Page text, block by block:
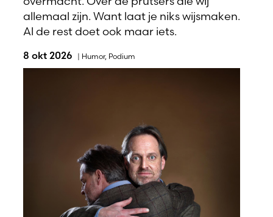
allemaal zijn. Want laat je niks wijsmaken.
Al de rest doet ook maar iets.
8 okt 2026 | Humor, Podium